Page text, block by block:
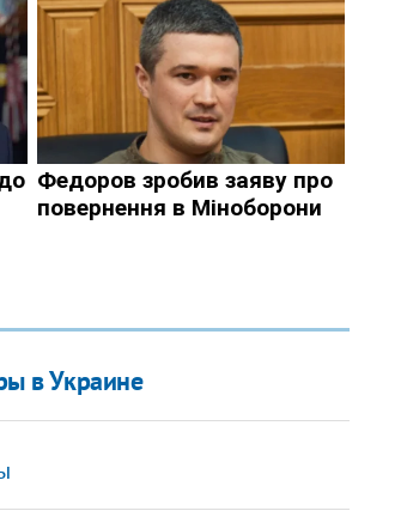
в Украине